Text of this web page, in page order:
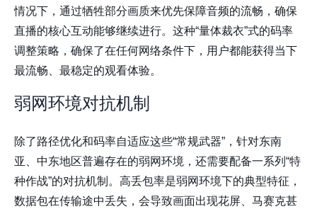
情况下，通过牺牲部分画质来优先保障音频的流畅，确保
直播的核心互动能够继续进行。这种“量体裁衣”式的码率
调整策略，确保了在任何网络条件下，用户都能获得当下
最流畅、最稳定的观看体验。
弱网环境对抗机制
除了路径优化和码率自适应这些“常规武器”，针对东南
亚、中东地区普遍存在的弱网环境，还需要配备一系列“特
种作战”的对抗机制。高丢包率是弱网环境下的典型特征，
数据包在传输途中丢失，会导致画面出现花屏、马赛克甚